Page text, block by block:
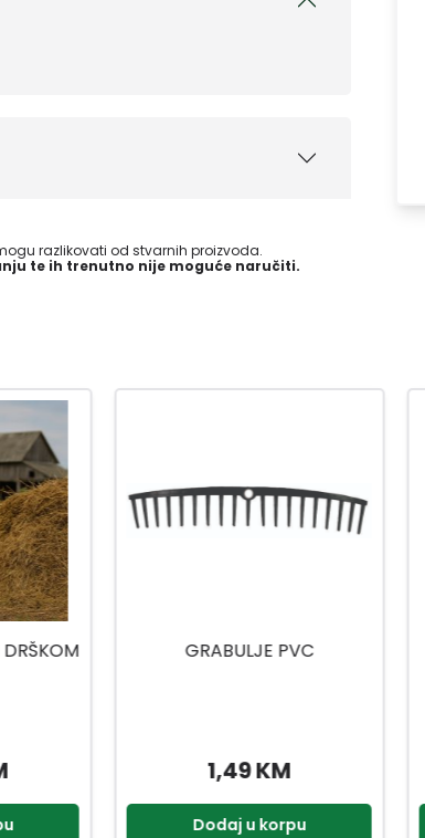
razlikovati od stvarnih proizvoda.
te ih trenutno nije moguće naručiti.
PVC
KM
u korpu
DJEČIJE GRABLJE ZA LIŠĆE
19,95 KM
Dodaj u korpu